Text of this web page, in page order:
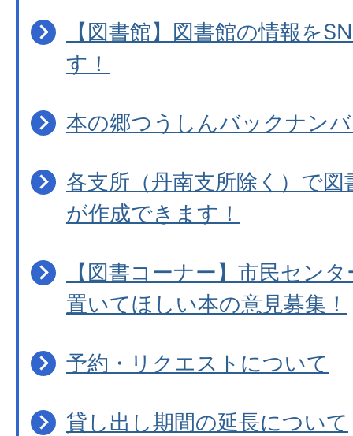
【図書館】図書館の情報を
す！
本の郷つうしんバックナン
各支所（丹南支所除く）で
が作成できます！
【図書コーナー】市民セン
置いてほしい本の意見募集！
予約・リクエストについて
貸し出し期間の延長について